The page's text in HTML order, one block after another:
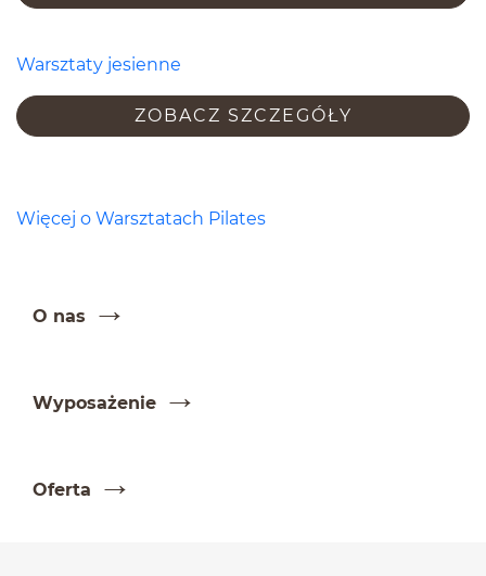
Warsz­taty jesienne
ZOBACZ SZCZEGÓŁY
Więcej o Warsz­tat­ach Pilates
O nas
Wyposaże­nie
Oferta